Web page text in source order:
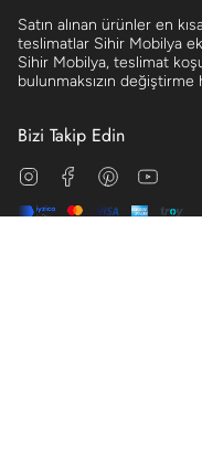
Satın alınan ürünler en
teslimatlar Sihir Mobilya
Sihir Mobilya, teslimat
bulunmaksızın değiştirme
Bizi Takip Edin
InstagramFacebookPinterest